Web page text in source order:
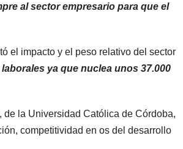
al sector empresario para que el
el impacto y el peso relativo del sector
laborales ya que nuclea unos 37.000
la Universidad Católica de Córdoba,
competitividad en os del desarrollo